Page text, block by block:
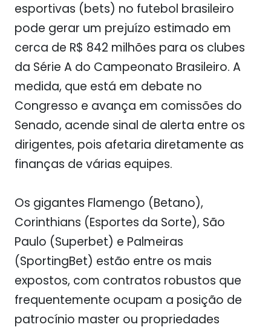
esportivas (bets) no futebol brasileiro
pode gerar um prejuízo estimado em
cerca de R$ 842 milhões para os clubes
da Série A do Campeonato Brasileiro. A
medida, que está em debate no
Congresso e avança em comissões do
Senado, acende sinal de alerta entre os
dirigentes, pois afetaria diretamente as
finanças de várias equipes.
Os gigantes Flamengo (Betano),
Corinthians (Esportes da Sorte), São
Paulo (Superbet) e Palmeiras
(SportingBet) estão entre os mais
expostos, com contratos robustos que
frequentemente ocupam a posição de
patrocínio master ou propriedades